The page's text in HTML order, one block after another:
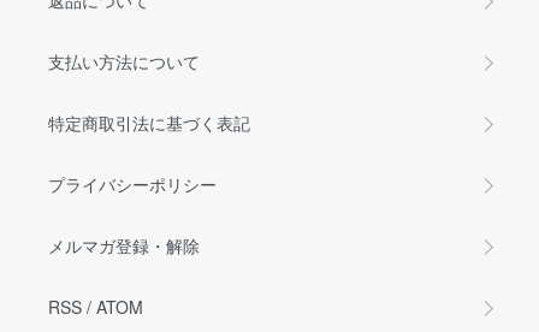
支払い方法について
特定商取引法に基づく表記
プライバシーポリシー
メルマガ登録・解除
RSS / ATOM